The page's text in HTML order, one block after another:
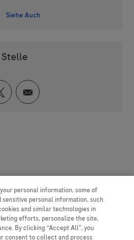
Siehe Auch
Stelle
teilen
Facebook teilen
Über Twitter teilen
Per E-Mail teilen
personal information, some of
sensitive personal information, such
and similar technologies in
efforts, personalize the site,
By clicking “Accept All”, you
consent to collect and process